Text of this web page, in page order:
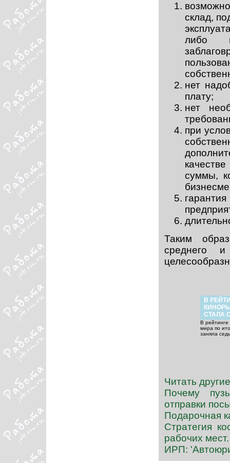
склад,
либо
нет
плату;
нет
при
суммы,
Таким
среднего
В
СТАЛА
В рейтинге
мира по
заняла
Читать
Почему
отправки
Подарочная
Стратегия
рабочих мест.
ИРП: